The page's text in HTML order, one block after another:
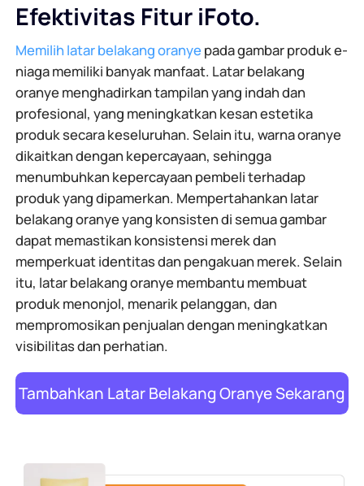
Efektivitas Fitur iFoto.
Memilih latar belakang oranyepada gambar produk e-
niaga memiliki banyak manfaat. Latar belakang
oranye menghadirkan tampilan yang indah dan
profesional, yang meningkatkan kesan estetika
produk secara keseluruhan. Selain itu, warna oranye
dikaitkan dengan kepercayaan, sehingga
menumbuhkan kepercayaan pembeli terhadap
produk yang dipamerkan. Mempertahankan latar
belakang oranye yang konsisten di semua gambar
dapat memastikan konsistensi merek dan
memperkuat identitas dan pengakuan merek. Selain
itu, latar belakang oranye membantu membuat
produk menonjol, menarik pelanggan, dan
mempromosikan penjualan dengan meningkatkan
visibilitas dan perhatian.
Tambahkan Latar Belakang Oranye Sekarang